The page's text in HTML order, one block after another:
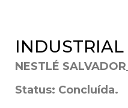
INDUSTRIAL
NESTLÉ
Status: Concluída.